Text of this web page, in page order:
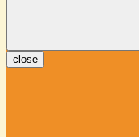
close